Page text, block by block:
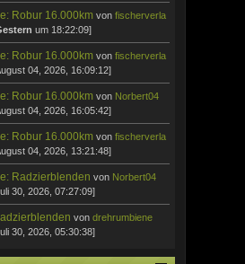
Robur 16.000km vonfischerverla
um 18:22:09]
Robur 16.000km vonfischerverla
04, 2026, 16:09:12]
Robur 16.000km von Norbert04
04, 2026, 16:05:42]
Robur 16.000km vonfischerverla
04, 2026, 13:21:48]
Radzierblendenvon Norbert04
30, 2026, 07:27:09]
vondrehrumbiene
30, 2026, 05:30:38]